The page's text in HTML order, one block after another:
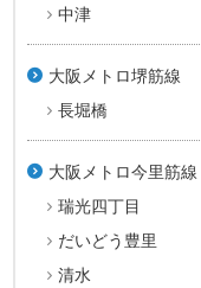
中津
大阪メトロ堺筋線
長堀橋
大阪メトロ今里筋線
瑞光四丁目
だいどう豊里
清水